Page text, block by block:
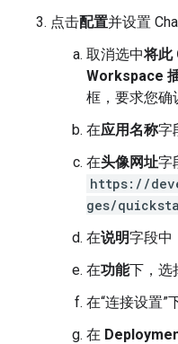
点击配置并设置
取消选中将此
Workspace
框，要求您确
在应用名称字
在头像网址字
https://
ges/
在说明字段中
在功能下，选
在“连接设置”
在